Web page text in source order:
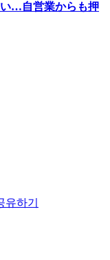
い…自営業からも押
유하기